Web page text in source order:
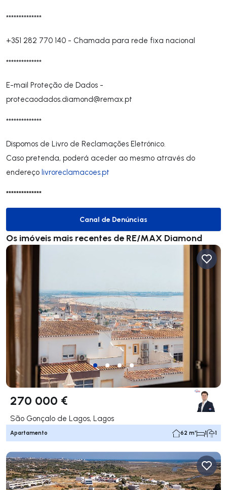
**************
+351 282 770 140 - Chamada para rede fixa nacional
**************
E-mail Proteção de Dados -
protecaodados.diamond@remax.pt
**************
Dispomos de Livro de Reclamações Eletrónico.
Caso pretenda, poderá aceder ao mesmo através do
endereço livroreclamacoes.pt
**************
Canal de Denúncias
Canal de Denúncias
Os imóveis mais recentes de RE/MAX Diamond
270 000 €
São Gonçalo de Lagos, Lagos
Apartamento 62 m² 1 1